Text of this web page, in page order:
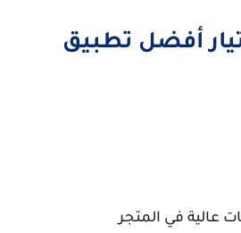
أفضل تطبيق
عالية في المتجر